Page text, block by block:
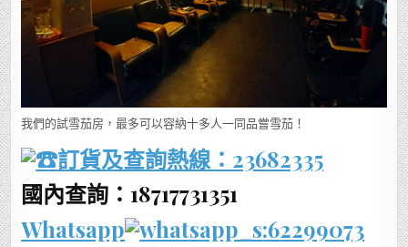
我們的試雪茄房，最多可以容納十多人一同品嘗雪茄！
訂貨及查詢熱線： 23682335
國內查詢：18717731351
Whatsapp
:62299073